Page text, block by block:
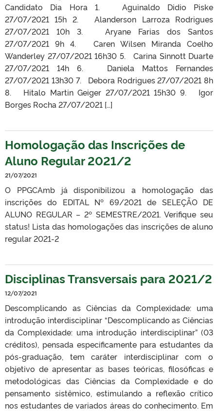
Candidato Dia Hora 1. Aguinaldo Didio Piske
27/07/2021 15h 2. Alanderson Larroza Rodrigues
27/07/2021 10h 3. Aryane Farias dos Santos
27/07/2021 9h 4. Caren Wilsen Miranda Coelho
Wanderley 27/07/2021 16h30 5. Carina Sinnott Duarte
27/07/2021 14h 6. Daniela Mattos Fernandes
27/07/2021 13h30 7. Debora Rodrigues 27/07/2021 8h
8. Hitalo Martin Geiger 27/07/2021 15h30 9. Igor
Borges Rocha 27/07/2021 […]
Homologação das Inscrições de
Aluno Regular 2021/2
21/07/2021
O PPGCAmb já disponibilizou a homologação das
inscrições do EDITAL Nº 69/2021 de SELEÇÃO DE
ALUNO REGULAR – 2º SEMESTRE/2021. Verifique seu
status! Lista das homologações das inscrições de aluno
regular 2021-2
Disciplinas Transversais para 2021/2
12/07/2021
Descomplicando as Ciências da Complexidade: uma
introdução interdisciplinar “Descomplicando as Ciências
da Complexidade: uma introdução interdisciplinar” (03
créditos), pensada especificamente para estudantes da
pós-graduação, tem caráter interdisciplinar com o
objetivo de apresentar as bases teóricas, filosóficas e
metodológicas das Ciências da Complexidade e do
pensamento sistêmico, estimulando a reflexão crítico
nos estudantes de variados áreas do conhecimento. Em